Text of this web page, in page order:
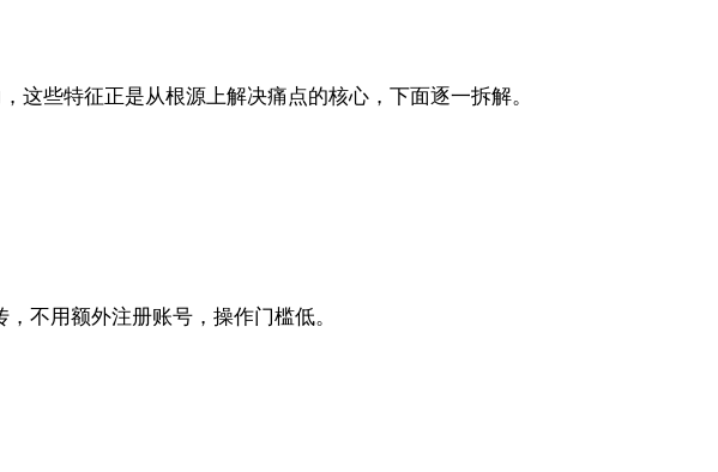
这些特征正是从根源上解决痛点的核心，下面逐一拆解。
不用额外注册账号，操作门槛低。